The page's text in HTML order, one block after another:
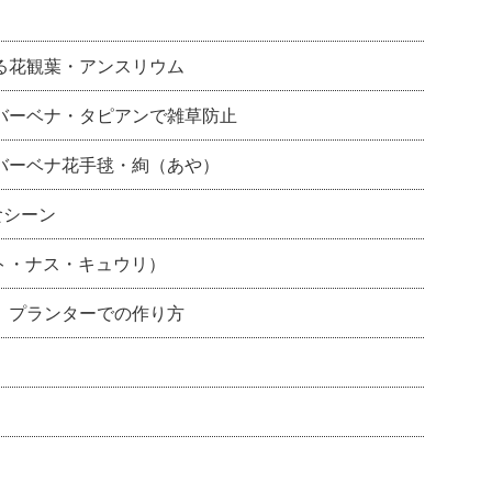
花観葉・アンスリウム
ベナ・タピアンで雑草防止
ベナ花手毬・絢（あや）
ーン
ナス・キュウリ）
ランターでの作り方